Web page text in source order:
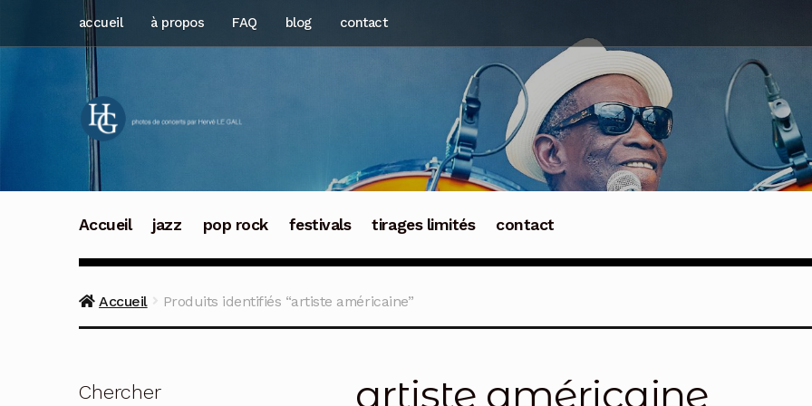
Aller
la
navigation
Aller
au
contenu
accueil à propos FAQ blog contact
Accueil jazz pop rock festivals tirages limités contact
Accueil Produits identifiés “artiste américaine”
artiste américaine
Chercher